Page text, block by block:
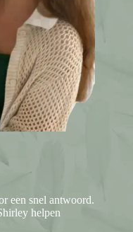
een snel antwoord.
helpen